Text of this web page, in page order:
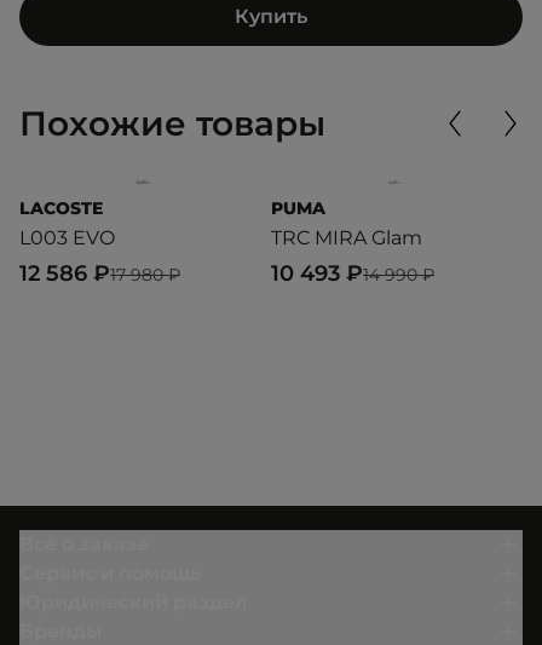
Купить
Похожие товары
LACOSTE
L003 EVO
17 980 ₽
12 586 ₽
PUMA
TRC MIRA Glam
14 990 ₽
10 493 ₽